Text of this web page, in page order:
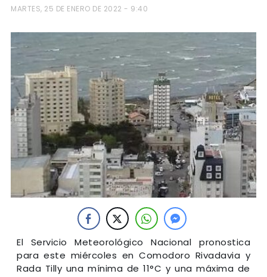
MARTES, 25 DE ENERO DE 2022 - 9:40
El Servicio Meteorológico Nacional pronostica
para este miércoles en Comodoro Rivadavia y
Rada Tilly una mínima de 11°C y una máxima de